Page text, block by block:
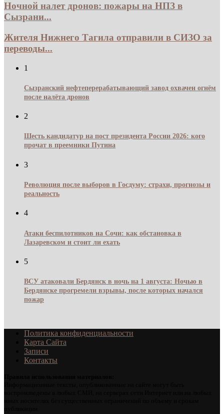
Ночной налет дронов: пожары на НПЗ в
Сызрани...
Жителя Нижнего Тагила отправили в СИЗО за
переводы...
1
Сызранский нефтеперерабатывающий завод охвачен огнём
после налёта дронов
2
Шесть кандидатур на пост президента России 2026: кого
прочат в преемники Путина
3
Революция после выборов в Госдуму: страхи, прогнозы и
реальность
4
Атаки беспилотников на Сочи: как обстановка в
Лазаревском и стоит ли ехать
5
ВСУ атаковали Бердянск в ночь на 1 августа: Ночью в
Бердянске прогремели взрывы, после которых начался
пожар
Политика конфиденциальности
Карта Сайта
Записи
Контакты